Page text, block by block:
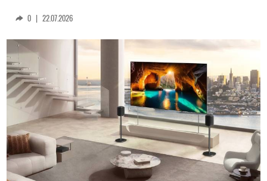
0 | 22.07.2026